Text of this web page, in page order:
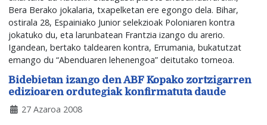
Bera Berako jokalaria, txapelketan ere egongo dela. Bihar,
ostirala 28, Espainiako Junior selekzioak Poloniaren kontra
jokatuko du, eta larunbatean Frantzia izango du arerio.
Igandean, bertako taldearen kontra, Errumania, bukatutzat
emango du “Abenduaren lehenengoa” deitutako torneoa.
Bidebietan izango den ABF Kopako zortzigarren
edizioaren ordutegiak konfirmatuta daude
27 Azaroa 2008